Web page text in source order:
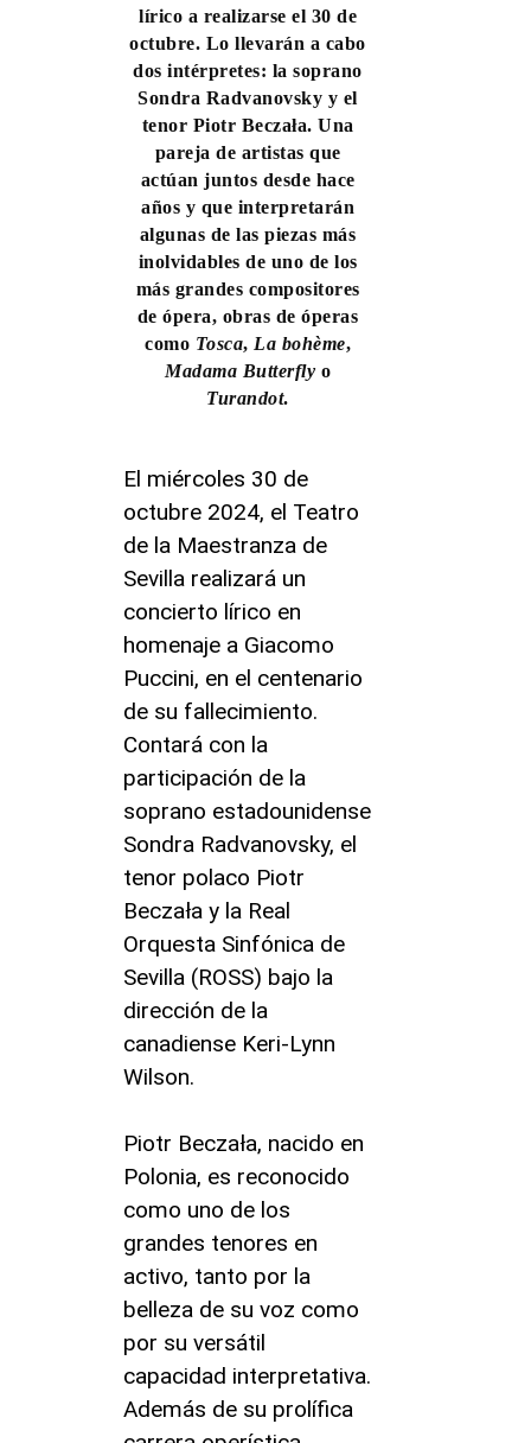
lírico a realizarse el 30 de
octubre. Lo llevarán a cabo
dos intérpretes: la soprano
Sondra Radvanovsky y el
tenor Piotr Beczała. Una
pareja de artistas que
actúan juntos desde hace
años y que interpretarán
algunas de las piezas más
inolvidables de uno de los
más grandes compositores
de ópera, obras de óperas
como Tosca, La bohème,
Madama Butterfly o
Turandot.
El miércoles 30 de
octubre 2024, el Teatro
de la Maestranza de
Sevilla realizará un
concierto lírico en
homenaje a Giacomo
Puccini, en el centenario
de su fallecimiento.
Contará con la
participación de la
soprano estadounidense
Sondra Radvanovsky, el
tenor polaco Piotr
Beczała y la Real
Orquesta Sinfónica de
Sevilla (ROSS) bajo la
dirección de la
canadiense Keri-Lynn
Wilson.
Piotr Beczała, nacido en
Polonia, es reconocido
como uno de los
grandes tenores en
activo, tanto por la
belleza de su voz como
por su versátil
capacidad interpretativa.
Además de su prolífica